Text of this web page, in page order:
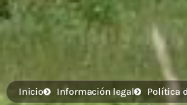
Inicio Información legal Política